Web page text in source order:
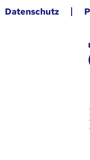
Datenschutz